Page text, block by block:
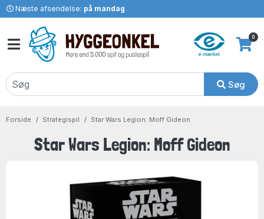
Næste afsendelse: på mandag
Søg
0
Forside Strategispil Star Wars Legion: Moff Gideon
Star Wars Legion: Moff Gideon